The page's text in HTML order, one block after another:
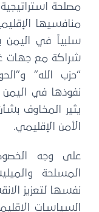
استراتيجية
الإقليميين
في اليمن
مع جهات غير
الله”
في اليمن
المخاوف بشأن
الإقليمي.
وجه الخصوص،
لتعزيز
الإقليمية